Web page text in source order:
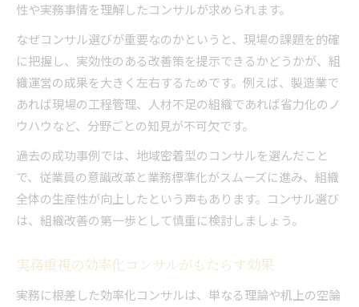
性や実務事情を理解したコンサルが求められます。
なぜコンサル選びが重要なのかというと、現場の課題を的確
に把握し、実効性のある改善策を提示できるかどうかが、組
織運営の成果を大きく左右するためです。例えば、製造業で
あれば現場の工程管理、人材不足の組織であれば省力化のノ
ウハウなど、分野ごとの知見が不可欠です。
過去の成功事例では、地域密着型のコンサルを選んだこと
で、従業員の意識改革と業務標準化がスムーズに進み、組織
全体の生産性が向上したという声もあります。コンサル選び
は、組織改善の第一歩として慎重に検討しましょう。
実務重視の効率化コンサルがもたらす効果
実務に根差した効率化コンサルは、単なる理論や机上の空論